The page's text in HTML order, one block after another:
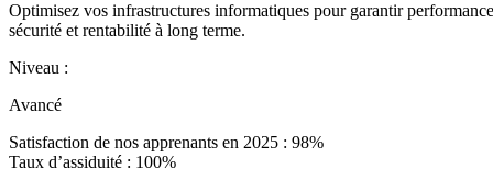
Optimisez vos infrastructures informatiques pour garantir
sécurité et rentabilité à long terme.
Niveau :
Avancé
Satisfaction de nos apprenants en 2025 : 98%
Taux d’assiduité : 100%